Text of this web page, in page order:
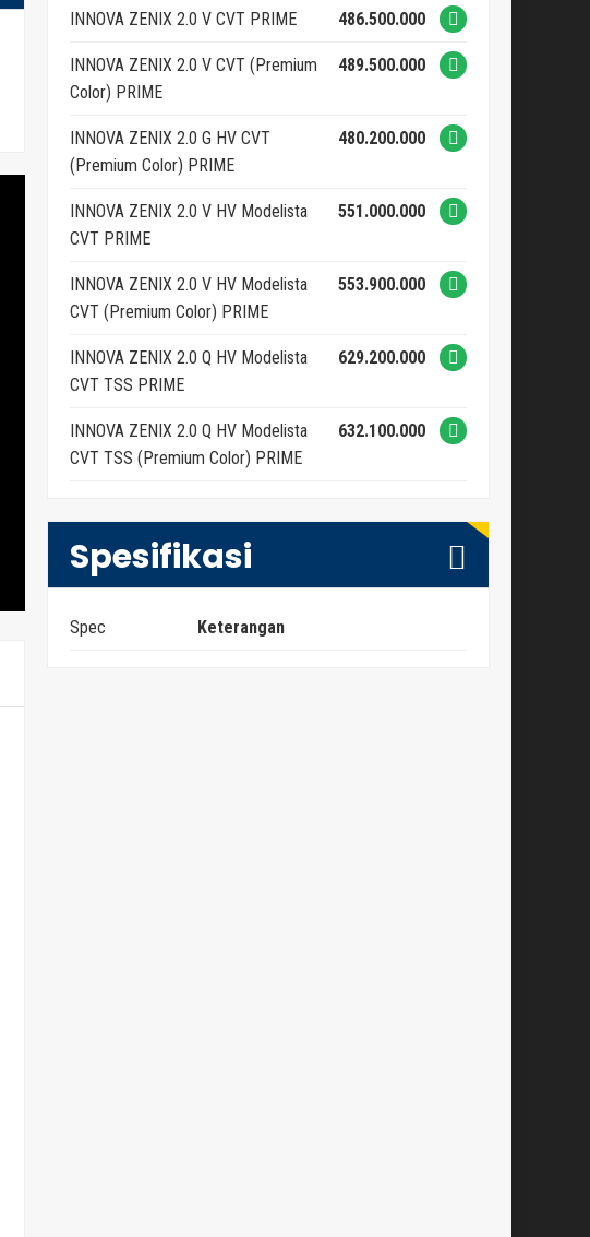
INNOVA ZENIX 2.0 V CVT PRIME 486.500.000
INNOVA ZENIX 2.0 V CVT (Premium
Color) PRIME
489.500.000
INNOVA ZENIX 2.0 G HV CVT
(Premium Color) PRIME
480.200.000
INNOVA ZENIX 2.0 V HV Modelista
CVT PRIME
551.000.000
INNOVA ZENIX 2.0 V HV Modelista
CVT (Premium Color) PRIME
553.900.000
INNOVA ZENIX 2.0 Q HV Modelista
CVT TSS PRIME
629.200.000
INNOVA ZENIX 2.0 Q HV Modelista
CVT TSS (Premium Color) PRIME
632.100.000
Spesifikasi
Spec Keterangan